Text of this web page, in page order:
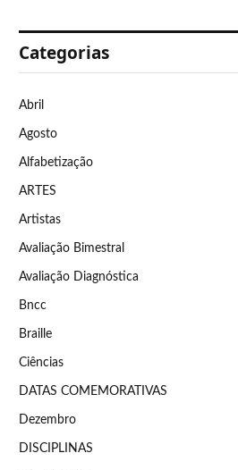
Categorias
Abril
Agosto
Alfabetização
ARTES
Artistas
Avaliação Bimestral
Avaliação Diagnóstica
Bncc
Braille
Ciências
DATAS COMEMORATIVAS
Dezembro
DISCIPLINAS